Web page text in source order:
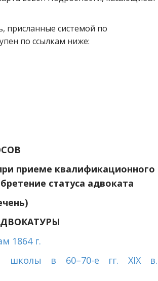
присланные системой по
по ссылкам ниже:
приеме квалификационного
статуса адвоката
1864 г.
школы в 60–70-е гг. XIX в.